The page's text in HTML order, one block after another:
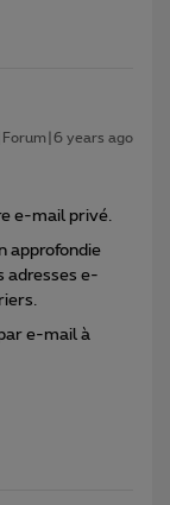
years ago
e-mail privé.
approfondie
adresses e-
e-mail à